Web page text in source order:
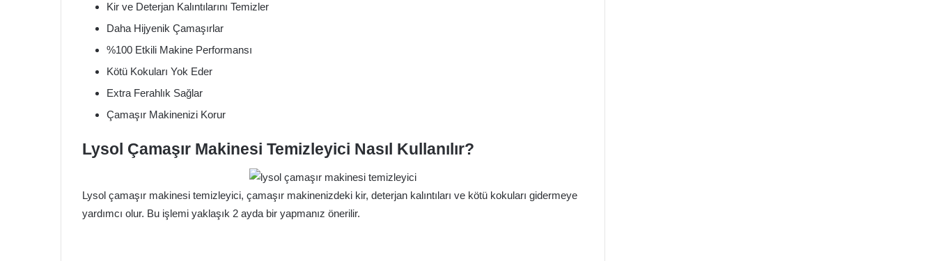
Kir ve Deterjan Kalıntılarını Temizler
Daha Hijyenik Çamaşırlar
%100 Etkili Makine Performansı
Kötü Kokuları Yok Eder
Extra Ferahlık Sağlar
Çamaşır Makinenizi Korur
Lysol Çamaşır Makinesi Temizleyici Nasıl Kullanılır?
Lysol çamaşır makinesi temizleyici, çamaşır makinenizdeki kir, deterjan kalıntıları ve kötü kokuları gidermeye
yardımcı olur. Bu işlemi yaklaşık 2 ayda bir yapmanız önerilir.